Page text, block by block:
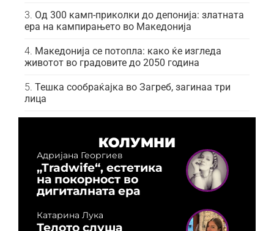
Од 300 камп-приколки до депонија: златната
ера на кампирањето во Македонија
Македонија се потопла: како ќе изгледа
животот во градовите до 2050 година
Тешка сообраќајка во Загреб, загинаа три
лица
КОЛУМНИ
Адријана Георгиев
„Tradwife“, естетика
на покорност во
дигиталната ера
Катарина Лука
Телото слуша